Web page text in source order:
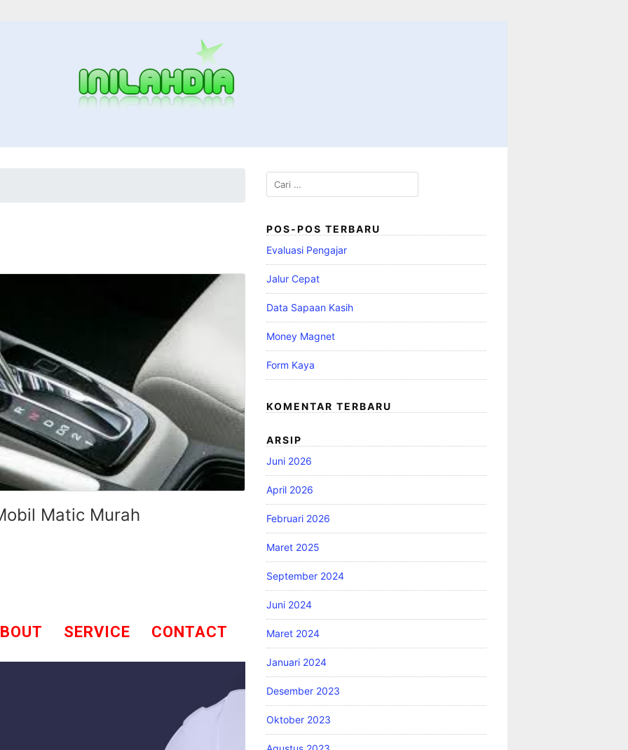
Matic Murah
SERVICE CONTACT
POS-POS TERBARU
Evaluasi Pengajar
Jalur Cepat
Data Sapaan Kasih
Money Magnet
Form Kaya
KOMENTAR TERBARU
ARSIP
Juni 2026
April 2026
Februari 2026
Maret 2025
September 2024
Juni 2024
Maret 2024
Januari 2024
Desember 2023
Oktober 2023